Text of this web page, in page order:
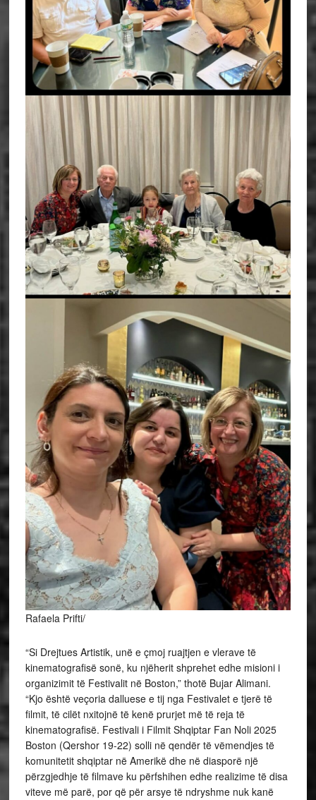
Rafaela Prifti/
“Si Drejtues Artistik, unë e çmoj ruajtjen e vlerave të
kinematografisë sonë, ku njëherit shprehet edhe misioni i
organizimit të Festivalit në Boston,” thotë Bujar Alimani.
“Kjo është veçoria dalluese e tij nga Festivalet e tjerë të
filmit, të cilët nxitojnë të kenë prurjet më të reja të
kinematografisë. Festivali i Filmit Shqiptar Fan Noli 2025
Boston (Qershor 19-22) solli në qendër të vëmendjes të
komunitetit shqiptar në Amerikë dhe në diasporë një
përzgjedhje të filmave ku përfshihen edhe realizime të disa
viteve më parë, por që për arsye të ndryshme nuk kanë